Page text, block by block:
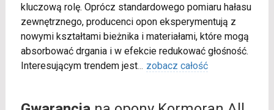
kluczową rolę. Oprócz standardowego pomiaru hałasu
zewnętrznego, producenci opon eksperymentują z
nowymi kształtami bieżnika i materiałami, które mogą
absorbować drgania i w efekcie redukować głośność.
Interesującym trendem jest... zobacz całość